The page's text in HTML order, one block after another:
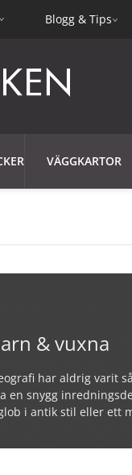
Blogg & Tips
VÄGGKARTOR
& vuxna
har aldrig varit
en snygg
i antik stil eller ett